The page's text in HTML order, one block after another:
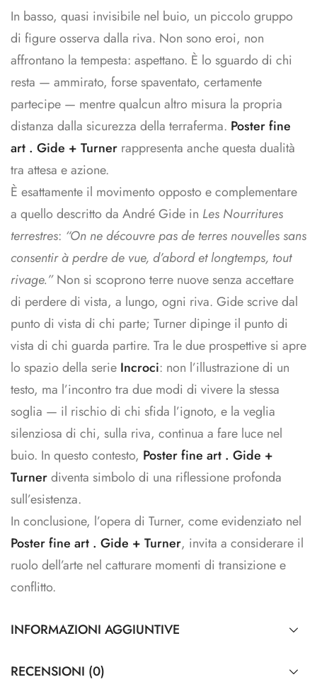
In basso, quasi invisibile nel buio, un piccolo gruppo
di figure osserva dalla riva. Non sono eroi, non
affrontano la tempesta: aspettano. È lo sguardo di chi
resta — ammirato, forse spaventato, certamente
partecipe — mentre qualcun altro misura la propria
distanza dalla sicurezza della terraferma. Poster fine
art . Gide + Turner rappresenta anche questa dualità
tra attesa e azione.
È esattamente il movimento opposto e complementare
a quello descritto da André Gide in Les Nourritures
terrestres: “On ne découvre pas de terres nouvelles sans
consentir à perdre de vue, d’abord et longtemps, tout
rivage.”Non si scoprono terre nuove senza accettare
di perdere di vista, a lungo, ogni riva. Gide scrive dal
punto di vista di chi parte; Turner dipinge il punto di
vista di chi guarda partire. Tra le due prospettive si apre
lo spazio della serie Incroci: non l’illustrazione di un
testo, ma l’incontro tra due modi di vivere la stessa
soglia — il rischio di chi sfida l’ignoto, e la veglia
silenziosa di chi, sulla riva, continua a fare luce nel
buio. In questo contesto, Poster fine art . Gide +
Turnerdiventa simbolo di una riflessione profonda
sull’esistenza.
In conclusione, l’opera di Turner, come evidenziato nel
Poster fine art . Gide + Turner, invita a considerare il
ruolo dell’arte nel catturare momenti di transizione e
conflitto.
INFORMAZIONI AGGIUNTIVE
RECENSIONI (0)